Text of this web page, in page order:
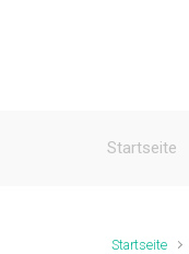
Startseite
Startseite